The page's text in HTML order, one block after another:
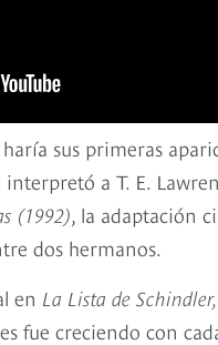
sus primeras
interpretó a T. E.
(1992) , la adaptación
dos hermanos.
en La Lista de Schindler,
fue creciendo con